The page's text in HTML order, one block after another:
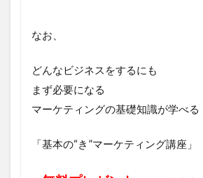
なお、
どんなビジネスをするにも
まず必要になる
マーケティングの基礎知識が学べる
「基本の“き”マーケティング講座」